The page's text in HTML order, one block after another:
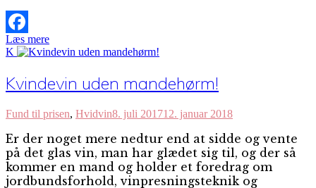
Facebook
Læs mere
K
Kvindevin uden mandehørm!
Fund til prisen, Hvidvin8. juli 201712. januar 2018
Er der noget mere nedtur end at sidde og vente
på det glas vin, man har glædet sig til, og der så
kommer en mand og holder et foredrag om
jordbundsforhold, vinpresningsteknik og